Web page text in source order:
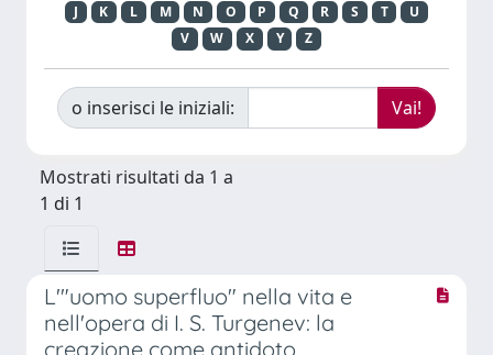
J
K L M N O P Q R S T
U
V
W X Y Z
o inserisci le iniziali:
Mostrati risultati da 1 a
1 di 1
L'"uomo superfluo" nella vita e
nell'opera di I. S. Turgenev: la
creazione come antidoto.